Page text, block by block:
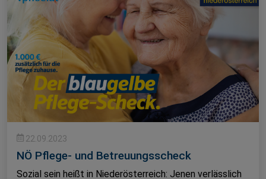
22.09.2023
NÖ Pflege- und Betreuungsscheck
Sozial sein heißt in Niederösterreich: Jenen verlässlich